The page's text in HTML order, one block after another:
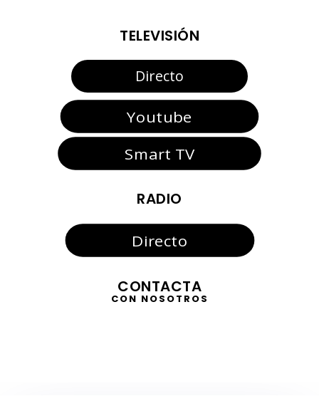
TELEVISIÓN
Directo
Youtube
Smart TV
RADIO
Directo
CONTACTA
CON NOSOTROS